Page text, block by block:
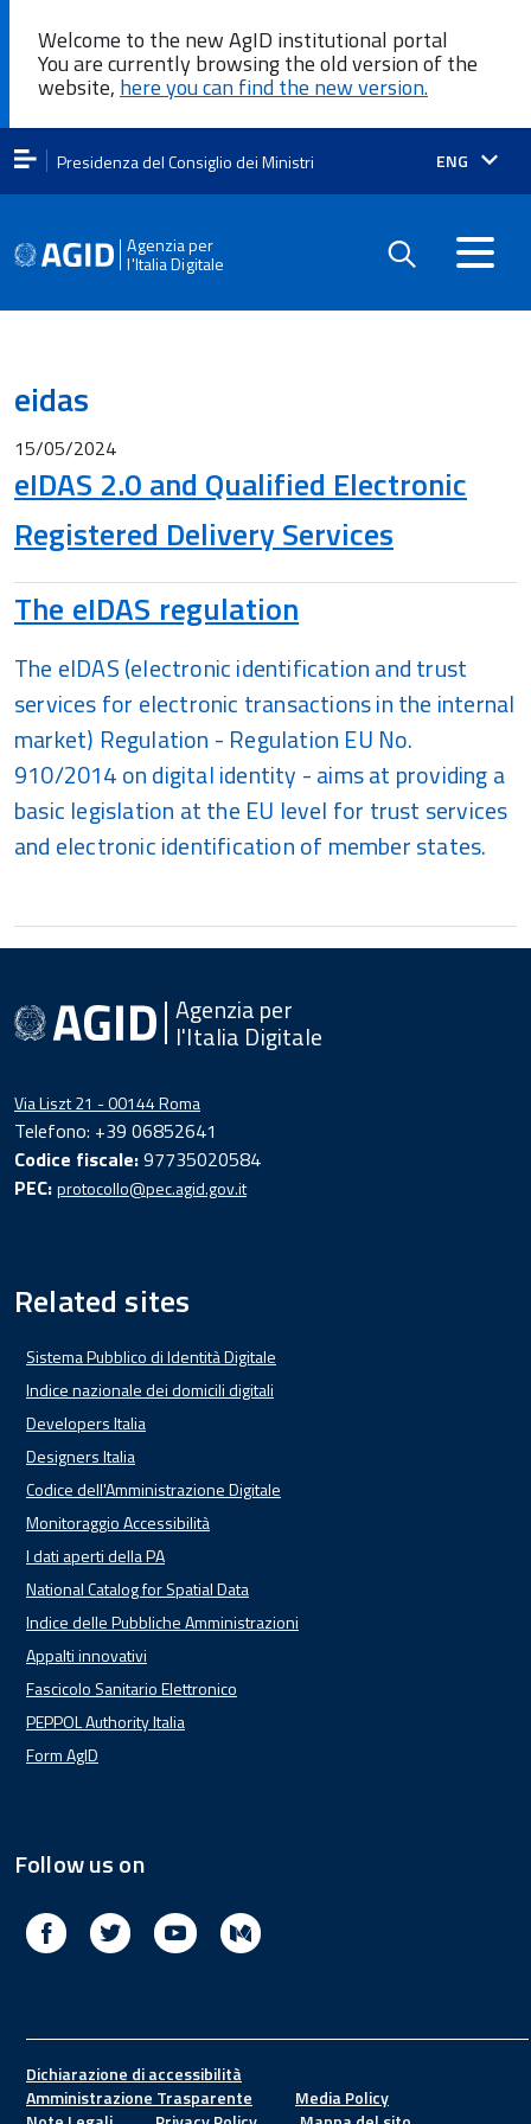
Welcome to the new AgID institutional portal
You are currently browsing the old version of the
website, here you can find the new version.
Presidenza del Consiglio dei Ministri Lingua
ENG
Agenzia per
l'Italia Digitale
eidas
15/05/2024
eIDAS 2.0 and Qualified Electronic
Registered Delivery Services
The eIDAS regulation
The eIDAS (electronic identification and trust
services for electronic transactions in the internal
market) Regulation - Regulation EU No.
910/2014 on digital identity - aims at providing a
basic legislation at the EU level for trust services
and electronic identification of member states.
Agenzia per
l'Italia Digitale
Via Liszt 21 - 00144 Roma
Telefono: +39 06852641
Codice fiscale:97735020584
PEC:protocollo@pec.agid.gov.it
Related sites
Sistema Pubblico di Identità Digitale
Indice nazionale dei domicili digitali
Developers Italia
Designers Italia
Codice dell'Amministrazione Digitale
Monitoraggio Accessibilità
I dati aperti della PA
National Catalog for Spatial Data
Indice delle Pubbliche Amministrazioni
Appalti innovativi
Fascicolo Sanitario Elettronico
PEPPOL Authority Italia
Form AgID
Follow us on
Facebook Twitter Youtube
Footer
Dichiarazione di accessibilità
Amministrazione Trasparente
Media Policy